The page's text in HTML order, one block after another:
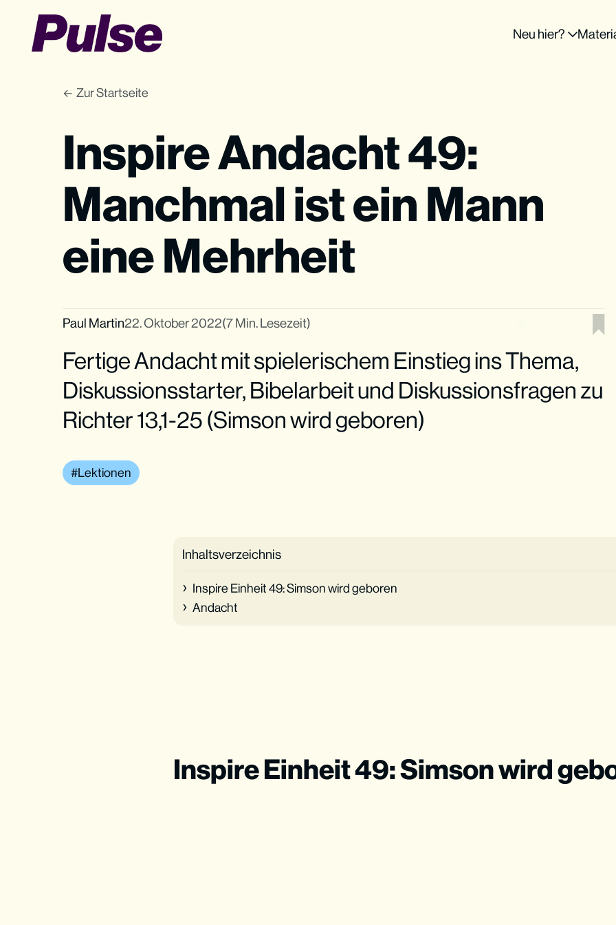
Neu hier?
Zur Startseite
Inspire Andacht 49:
Manchmal ist ein Mann
eine Mehrheit
Paul Martin22. Oktober 2022(7 Min. Lesezeit)
Fertige Andacht mit spielerischem Einstieg ins Thema,
Diskussionsstarter, Bibelarbeit und Diskussionsfragen zu
Richter 13,1-25 (Simson wird geboren)
Lektionen
Inhaltsverzeichnis
Inspire Einheit 49: Simson wird geboren
Andacht
Inspire Einheit 49: Simson wird